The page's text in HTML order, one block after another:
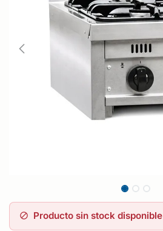
Producto sin stock disponible